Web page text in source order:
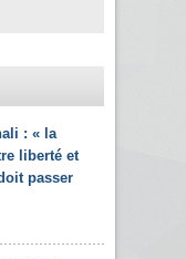
: « la
liberté et
passer